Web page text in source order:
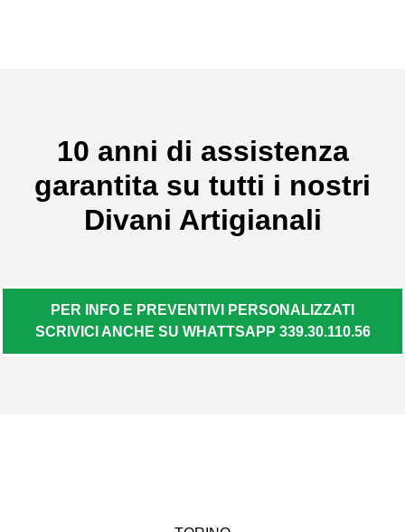
10 anni di assistenza
garantita su tutti i nostri
Divani Artigianali
PER INFO E PREVENTIVI PERSONALIZZATI
SCRIVICI ANCHE SU WHATTSAPP 339.30.110.56